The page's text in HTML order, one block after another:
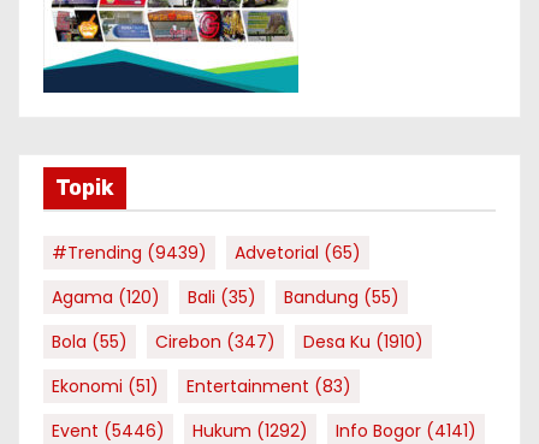
Topik
#Trending (9439) Advetorial (65)
Agama (120) Bali (35) Bandung (55)
Bola (55) Cirebon (347) Desa Ku (1910)
Ekonomi (51) Entertainment (83)
Event (5446) Hukum (1292) Info Bogor (4141)